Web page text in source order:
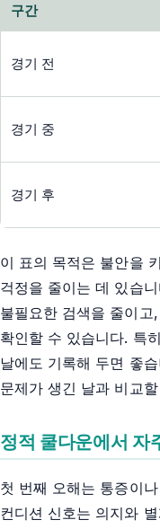
구간
경기 전
경기 중
경기 후
이 표의 목적은 불안을
걱정을 줄이는 데 있습
불필요한 검색을 줄이
확인할 수 있습니다. 특
날에도 기록해 두면 좋
문제가 생긴 날과 비교
정적 쿨다운에서 자
첫 번째 오해는 통증이
컨디션 신호는 의지와